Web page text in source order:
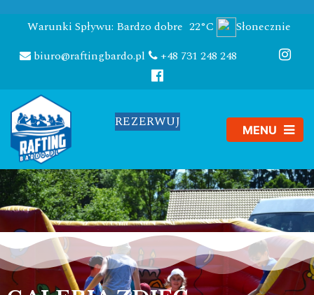
Warunki Spływu: Bardzo dobre 22°C
Słonecznie
biuro@raftingbardo.pl
+48 731 248 248
REZERWUJ